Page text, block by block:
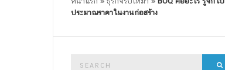
ประมาณราคาในงานก่อสร้าง